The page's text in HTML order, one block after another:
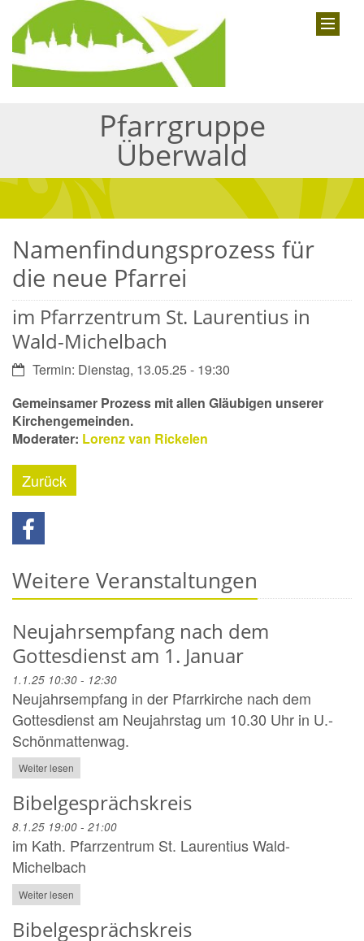
Pfarrgruppe
Überwald
Namenfindungsprozess für
die neue Pfarrei
im Pfarrzentrum St. Laurentius in
Wald-Michelbach
Datum:Termin: Dienstag, 13.05.25 - 19:30
Gemeinsamer Prozess mit allen Gläubigen unserer
Kirchengemeinden.
Moderater: Lorenz van Rickelen
Zurück
Weitere Veranstaltungen
Neujahrsempfang nach dem
Gottesdienst am 1. Januar
1.1.25 10:30 - 12:30
Neujahrsempfang in der Pfarrkirche nach dem
Gottesdienst am Neujahrstag um 10.30 Uhr in U.-
Schönmattenwag.
Weiter lesen
Bibelgesprächskreis
8.1.25 19:00 - 21:00
im Kath. Pfarrzentrum St. Laurentius Wald-
Michelbach
Weiter lesen
Bibelgesprächskreis